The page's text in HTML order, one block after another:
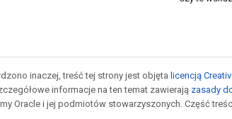
inaczej, treść tej strony jest objęta licencją
informacje na ten temat zawierają zasady
Oracle i jej podmiotów stowarzyszonych. Część